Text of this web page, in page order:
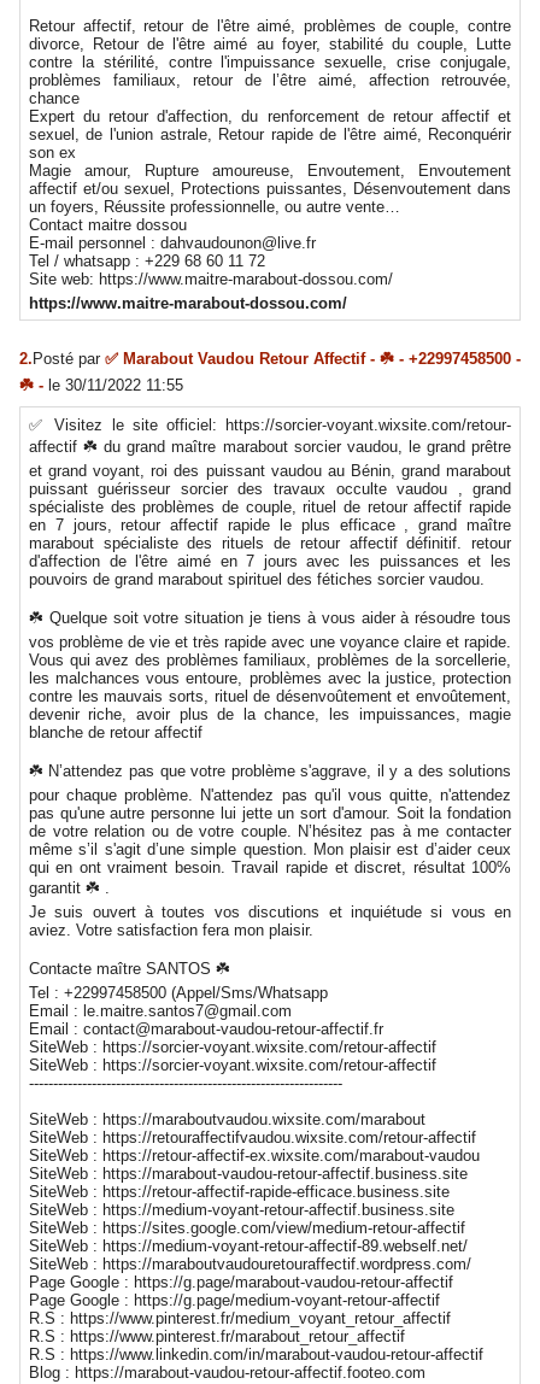
Retour affectif, retour de l'être aimé, problèmes de couple, contre
divorce, Retour de l'être aimé au foyer, stabilité du couple, Lutte
contre la stérilité, contre l'impuissance sexuelle, crise conjugale,
problèmes familiaux, retour de l’être aimé, affection retrouvée,
chance
Expert du retour d'affection, du renforcement de retour affectif et
sexuel, de l'union astrale, Retour rapide de l'être aimé, Reconquérir
son ex
Magie amour, Rupture amoureuse, Envoutement, Envoutement
affectif et/ou sexuel, Protections puissantes, Désenvoutement dans
un foyers, Réussite professionnelle, ou autre vente…
Contact maitre dossou
E-mail personnel : dahvaudounon@live.fr
Tel / whatsapp : +229 68 60 11 72
Site web: https://www.maitre-marabout-dossou.com/
https://www.maitre-marabout-dossou.com/
2. Posté par ✅ Marabout Vaudou Retour Affectif - ☘️ - +22997458500 -
☘️ - le 30/11/2022 11:55
✅ Visitez le site officiel: https://sorcier-voyant.wixsite.com/retour-
affectif ☘️ du grand maître marabout sorcier vaudou, le grand prêtre
et grand voyant, roi des puissant vaudou au Bénin, grand marabout
puissant guérisseur sorcier des travaux occulte vaudou , grand
spécialiste des problèmes de couple, rituel de retour affectif rapide
en 7 jours, retour affectif rapide le plus efficace , grand maître
marabout spécialiste des rituels de retour affectif définitif. retour
d'affection de l'être aimé en 7 jours avec les puissances et les
pouvoirs de grand marabout spirituel des fétiches sorcier vaudou.
☘️ Quelque soit votre situation je tiens à vous aider à résoudre tous
vos problème de vie et très rapide avec une voyance claire et rapide.
Vous qui avez des problèmes familiaux, problèmes de la sorcellerie,
les malchances vous entoure, problèmes avec la justice, protection
contre les mauvais sorts, rituel de désenvoûtement et envoûtement,
devenir riche, avoir plus de la chance, les impuissances, magie
blanche de retour affectif
☘️ N’attendez pas que votre problème s'aggrave, il y a des solutions
pour chaque problème. N'attendez pas qu'il vous quitte, n'attendez
pas qu'une autre personne lui jette un sort d'amour. Soit la fondation
de votre relation ou de votre couple. N’hésitez pas à me contacter
même s’il s'agit d’une simple question. Mon plaisir est d’aider ceux
qui en ont vraiment besoin. Travail rapide et discret, résultat 100%
garantit ☘️ .
Je suis ouvert à toutes vos discutions et inquiétude si vous en
aviez. Votre satisfaction fera mon plaisir.
Contacte maître SANTOS ☘️
Tel : +22997458500 (Appel/Sms/Whatsapp
Email : le.maitre.santos7@gmail.com
Email : contact@marabout-vaudou-retour-affectif.fr
SiteWeb : https://sorcier-voyant.wixsite.com/retour-affectif
SiteWeb : https://sorcier-voyant.wixsite.com/retour-affectif
-----------------------------------------------------------------
SiteWeb : https://maraboutvaudou.wixsite.com/marabout
SiteWeb : https://retouraffectifvaudou.wixsite.com/retour-affectif
SiteWeb : https://retour-affectif-ex.wixsite.com/marabout-vaudou
SiteWeb : https://marabout-vaudou-retour-affectif.business.site
SiteWeb : https://retour-affectif-rapide-efficace.business.site
SiteWeb : https://medium-voyant-retour-affectif.business.site
SiteWeb : https://sites.google.com/view/medium-retour-affectif
SiteWeb : https://medium-voyant-retour-affectif-89.webself.net/
SiteWeb : https://maraboutvaudouretouraffectif.wordpress.com/
Page Google : https://g.page/marabout-vaudou-retour-affectif
Page Google : https://g.page/medium-voyant-retour-affectif
R.S : https://www.pinterest.fr/medium_voyant_retour_affectif
R.S : https://www.pinterest.fr/marabout_retour_affectif
R.S : https://www.linkedin.com/in/marabout-vaudou-retour-affectif
Blog : https://marabout-vaudou-retour-affectif.footeo.com